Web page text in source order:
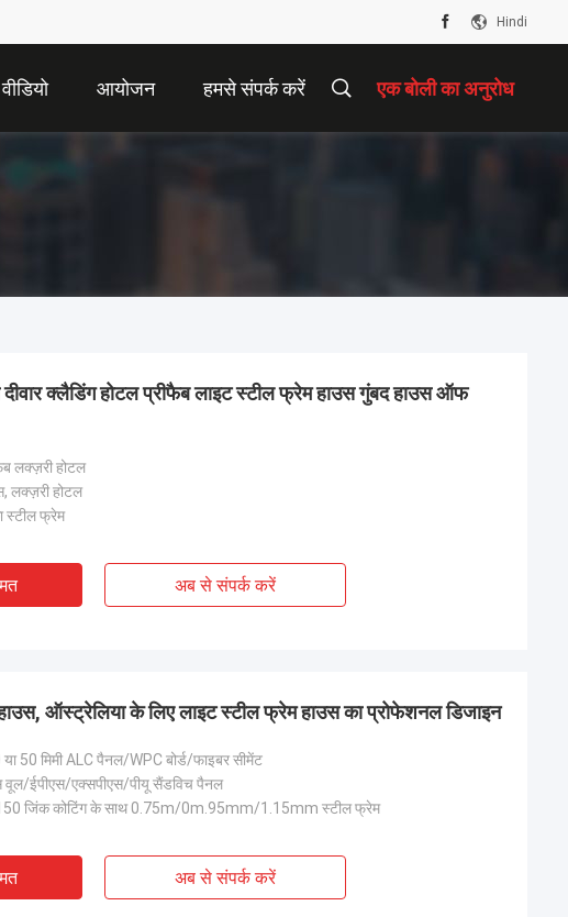
Hindi
वीडियो आयोजन हमसे संपर्क करें एक बोली का अनुरोध
दीवार क्लैडिंग होटल प्रीफैब लाइट स्टील फ्रेम हाउस गुंबद हाउस ऑफ
लक्ज़री होटल
लक्ज़री होटल
स्टील फ्रेम
अब से संपर्क करें
ऑस्ट्रेलिया के लिए लाइट स्टील फ्रेम हाउस का प्रोफेशनल डिजाइन
50 मिमी ALC पैनल/WPC बोर्ड/फाइबर सीमेंट
वूल/ईपीएस/एक्सपीएस/पीयू सैंडविच पैनल
जिंक कोटिंग के साथ 0.75m/0m.95mm/1.15mm स्टील फ्रेम
अब से संपर्क करें